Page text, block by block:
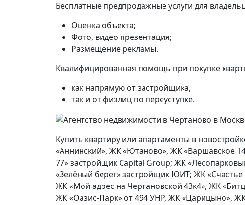
Бесплатные предпродажные услуги для
Оценка объекта;
Фото, видео презентация;
Размещение рекламы.
Квалифицированная помощь при покупке
как напрямую от застройщика,
так и от физлиц по переуступке.
Купить квартиру или апартаменты в
«Аннинский», ЖК «Ютаново», ЖК «Варшавское
77» застройщик Capital Group; ЖК
«Зелёный берег» застройщик ЮИТ; ЖК
ЖК «Мой адрес на Чертановской 43к4», ЖК
ЖК «Оазис-Парк» от 494 УНР, ЖК «Царицыно»,